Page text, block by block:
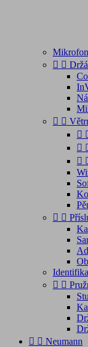
 
 



 
 
  Neumann